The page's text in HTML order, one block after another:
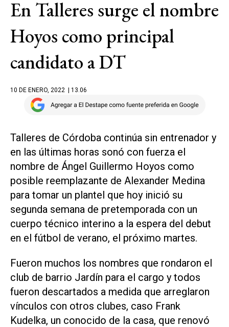
En Talleres surge el nombre
Hoyos como principal
candidato a DT
10 DE ENERO, 2022 | 13.06
Talleres de Córdoba continúa sin entrenador y
en las últimas horas sonó con fuerza el
nombre de Ángel Guillermo Hoyos como
posible reemplazante de Alexander Medina
para tomar un plantel que hoy inició su
segunda semana de pretemporada con un
cuerpo técnico interino a la espera del debut
en el fútbol de verano, el próximo martes.
Fueron muchos los nombres que rondaron el
club de barrio Jardín para el cargo y todos
fueron descartados a medida que arreglaron
vínculos con otros clubes, caso Frank
Kudelka, un conocido de la casa, que renovó